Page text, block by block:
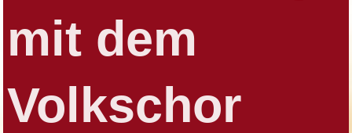
mit dem
Volkschor